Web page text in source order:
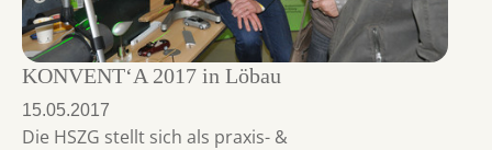
KONVENT‘A 2017 in Löbau
15.05.2017
Die HSZG stellt sich als praxis- &